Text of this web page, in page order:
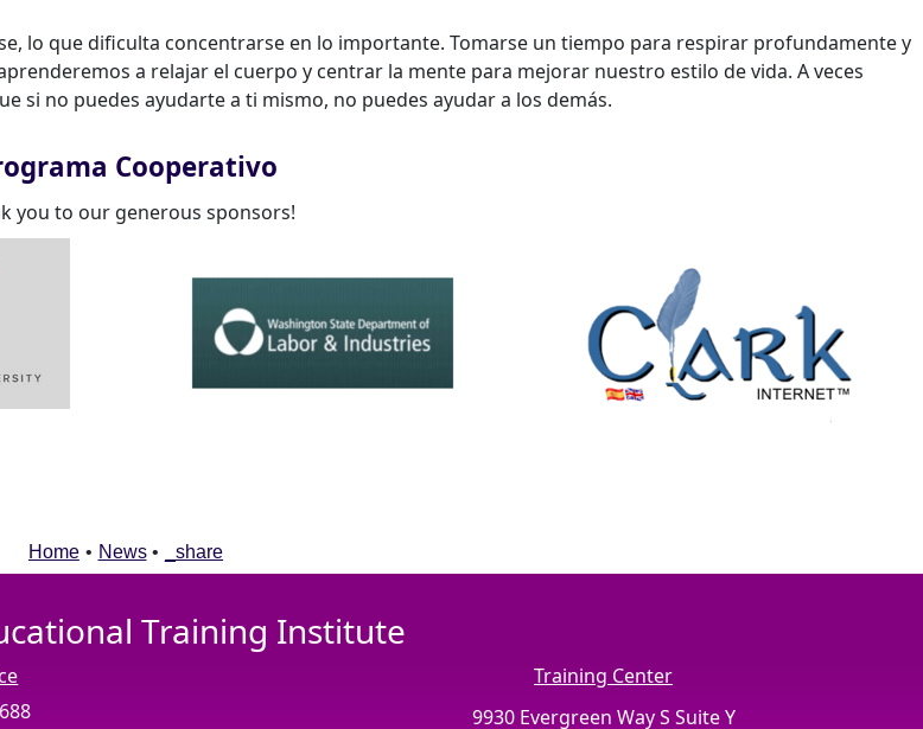
lo que dificulta concentrarse en lo importante. Tomarse un tiempo para respirar profundamente y
a relajar el cuerpo y centrar la mente para mejorar nuestro estilo de vida. A veces
si no puedes ayudarte a ti mismo, no puedes ayudar a los demás.
Cooperativo
you to our generous sponsors!
Home • News • _share
Training Institute
Training Center
9930 Evergreen Way S Suite Y